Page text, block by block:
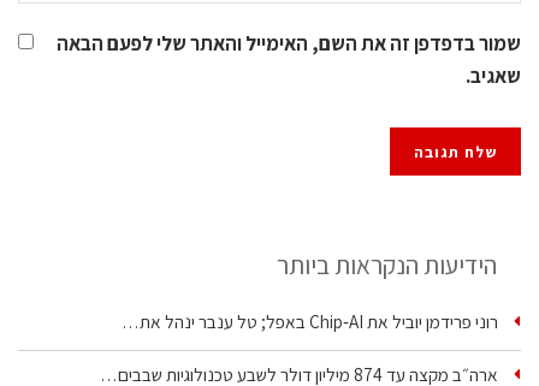
שמור בדפדפן זה את השם, האימייל והאתר שלי לפעם הבאה
שאגיב.
הידיעות הנקראות ביותר
רוני פרידמן יוביל את Chip‑AI באפל; טל ענבר ינהל את…
ארה״ב מקצה עד 874 מיליון דולר לשבע טכנולוגיות שבבים…